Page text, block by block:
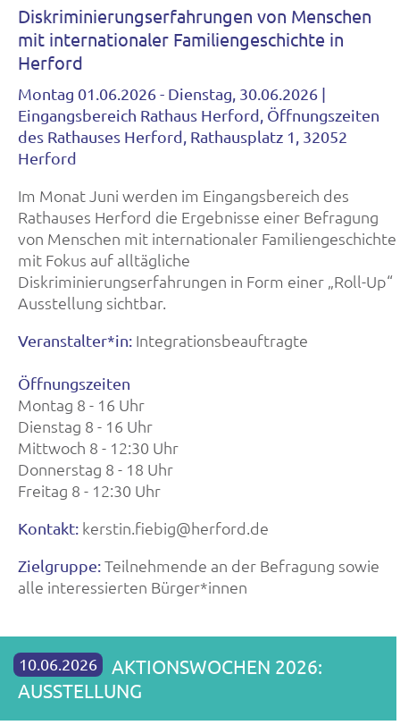
Diskriminierungserfahrungen von Menschen
mit internationaler Familiengeschichte in
Herford
Montag 01.06.2026 - Dienstag, 30.06.2026 |
Eingangsbereich Rathaus Herford, Öffnungszeiten
des Rathauses Herford, Rathausplatz 1, 32052
Herford
Im Monat Juni werden im Eingangsbereich des
Rathauses Herford die Ergebnisse einer Befragung
von Menschen mit internationaler Familiengeschichte
mit Fokus auf alltägliche
Diskriminierungserfahrungen in Form einer „Roll-Up“
Ausstellung sichtbar.
Veranstalter*in: Integrationsbeauftragte
Öffnungszeiten
Montag 8 - 16 Uhr
Dienstag 8 - 16 Uhr
Mittwoch 8 - 12:30 Uhr
Donnerstag 8 - 18 Uhr
Freitag 8 - 12:30 Uhr
Kontakt: kerstin.fiebig@herford.de
Zielgruppe:Teilnehmende an der Befragung sowie
alle interessierten Bürger*innen
10.06.2026
AKTIONSWOCHEN 2026:
AUSSTELLUNG